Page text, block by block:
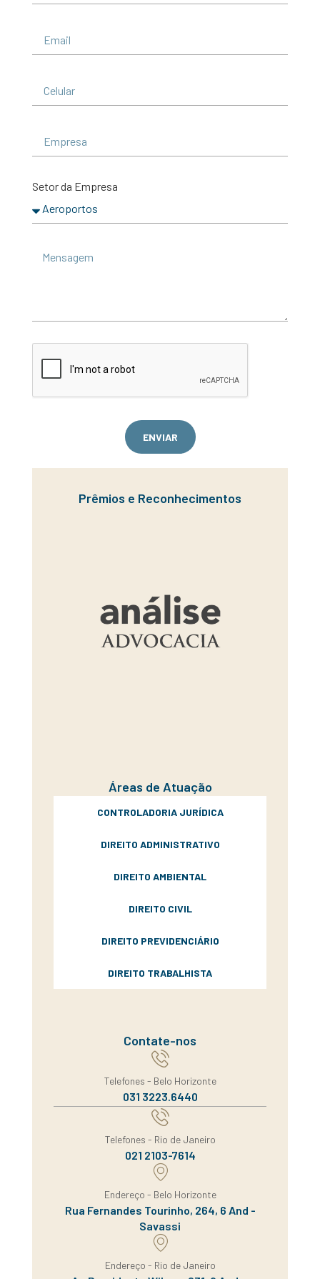
Setor da Empresa
ENVIAR
Prêmios e Reconhecimentos
Áreas de Atuação
CONTROLADORIA JURÍDICA
DIREITO ADMINISTRATIVO
DIREITO AMBIENTAL
DIREITO CIVIL
DIREITO PREVIDENCIÁRIO
DIREITO TRABALHISTA
Contate-nos
Telefones - Belo Horizonte
031 3223.6440
Telefones - Rio de Janeiro
021 2103-7614
Endereço - Belo Horizonte
Rua Fernandes Tourinho, 264, 6 And -
Savassi
Endereço - Rio de Janeiro